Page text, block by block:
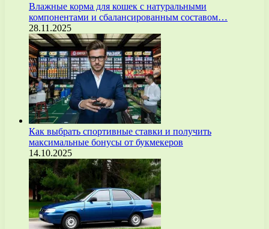
Влажные корма для кошек с натуральными
компонентами и сбалансированным составом…
28.11.2025
Как выбрать спортивные ставки и получить
максимальные бонусы от букмекеров
14.10.2025